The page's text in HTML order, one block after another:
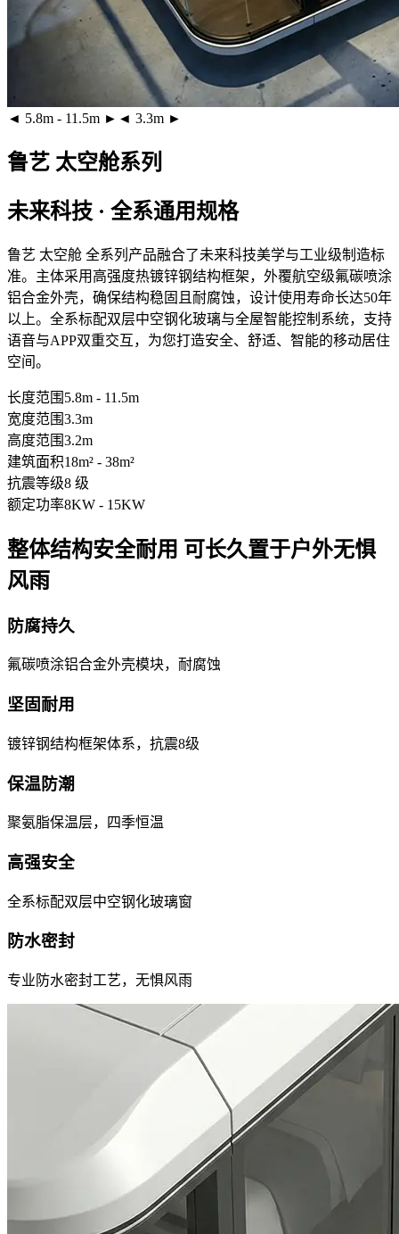
◄ 5.8m - 11.5m ► ◄ 3.3m ►
鲁艺 太空舱系列
未来科技 · 全系通用规格
鲁艺 太空舱 全系列产品融合了未来科技美学与工业级制造标
准。主体采用 高强度热镀锌钢结构框架，外覆航空级氟碳喷涂
铝合金外壳，确保结构稳固且耐腐蚀，设计使用寿命长达50年
以上。全系标配双层中空钢化玻璃与全屋智能控制系统，支持
语音与APP双重交互，为您打造安全、舒适、智能的移动居住
空间。
长度范围 5.8m - 11.5m
宽度范围3.3m
高度范围3.2m
建筑面积18m² - 38m²
抗震等级8 级
额定功率8KW - 15KW
整体结构安全耐用 可长久置于户外无惧
风雨
防腐持久
氟碳喷涂铝合金外壳模块，耐腐蚀
坚固耐用
镀锌钢结构框架体系，抗震8级
保温防潮
聚氨脂保温层，四季恒温
高强安全
全系标配双层中空钢化玻璃窗
防水密封
专业防水密封工艺，无惧风雨